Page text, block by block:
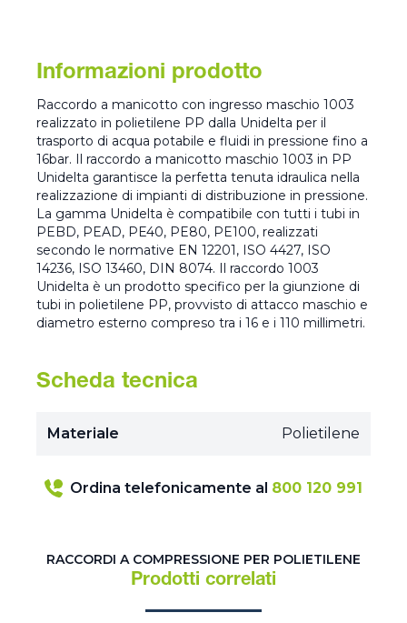
Informazioni prodotto
Raccordo a manicotto con ingresso maschio 1003
realizzato in polietilene PP dalla Unidelta per il
trasporto di acqua potabile e fluidi in pressione fino a
16bar. Il raccordo a manicotto maschio 1003 in PP
Unidelta garantisce la perfetta tenuta idraulica nella
realizzazione di impianti di distribuzione in pressione.
La gamma Unidelta è compatibile con tutti i tubi in
PEBD, PEAD, PE40, PE80, PE100, realizzati
secondo le normative EN 12201, ISO 4427, ISO
14236, ISO 13460, DIN 8074. Il raccordo 1003
Unidelta è un prodotto specifico per la giunzione di
tubi in polietilene PP, provvisto di attacco maschio e
diametro esterno compreso tra i 16 e i 110 millimetri.
Scheda tecnica
Materiale Polietilene
Ordina telefonicamente al 800 120 991
RACCORDI A COMPRESSIONE PER POLIETILENE
Prodotti correlati